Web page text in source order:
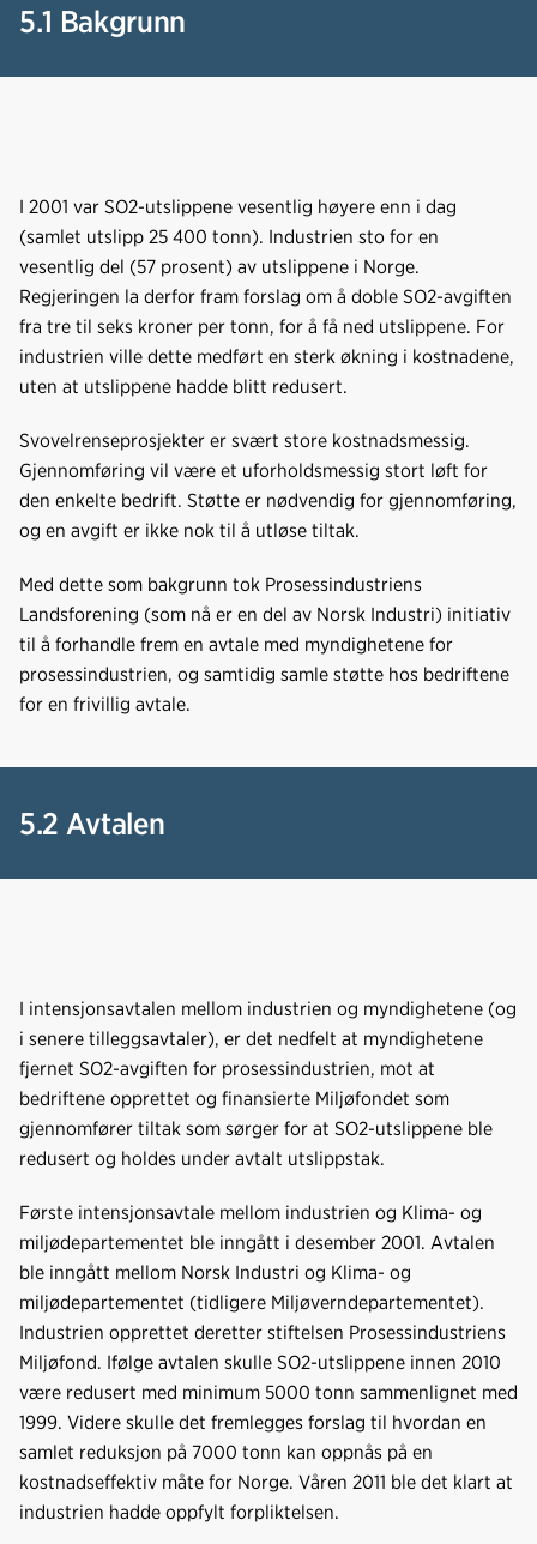
5.1 Bakgrunn
I 2001 var SO2-utslippene vesentlig høyere enn i dag
(samlet utslipp 25 400 tonn). Industrien sto for en
vesentlig del (57 prosent) av utslippene i Norge.
Regjeringen la derfor fram forslag om å doble SO2-avgiften
fra tre til seks kroner per tonn, for å få ned utslippene. For
industrien ville dette medført en sterk økning i kostnadene,
uten at utslippene hadde blitt redusert.
Svovelrenseprosjekter er svært store kostnadsmessig.
Gjennomføring vil være et uforholdsmessig stort løft for
den enkelte bedrift. Støtte er nødvendig for gjennomføring,
og en avgift er ikke nok til å utløse tiltak.
Med dette som bakgrunn tok Prosessindustriens
Landsforening (som nå er en del av Norsk Industri) initiativ
til å forhandle frem en avtale med myndighetene for
prosessindustrien, og samtidig samle støtte hos bedriftene
for en frivillig avtale.
5.2 Avtalen
I intensjonsavtalen mellom industrien og myndighetene (og
i senere tilleggsavtaler), er det nedfelt at myndighetene
fjernet SO2-avgiften for prosessindustrien, mot at
bedriftene opprettet og finansierte Miljøfondet som
gjennomfører tiltak som sørger for at SO2-utslippene ble
redusert og holdes under avtalt utslippstak.
Første intensjonsavtale mellom industrien og Klima- og
miljødepartementet ble inngått i desember 2001. Avtalen
ble inngått mellom Norsk Industri og Klima- og
miljødepartementet (tidligere Miljøverndepartementet).
Industrien opprettet deretter stiftelsen Prosessindustriens
Miljøfond. Ifølge avtalen skulle SO2-utslippene innen 2010
være redusert med minimum 5000 tonn sammenlignet med
1999. Videre skulle det fremlegges forslag til hvordan en
samlet reduksjon på 7000 tonn kan oppnås på en
kostnadseffektiv måte for Norge. Våren 2011 ble det klart at
industrien hadde oppfylt forpliktelsen.